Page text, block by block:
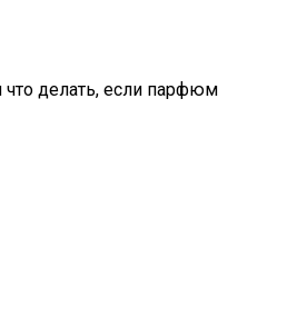
что делать, если парфюм